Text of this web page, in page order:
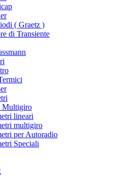
( Graetz )
di Transiente
Multigiro
lineari
multigiro
per Autoradio
Speciali